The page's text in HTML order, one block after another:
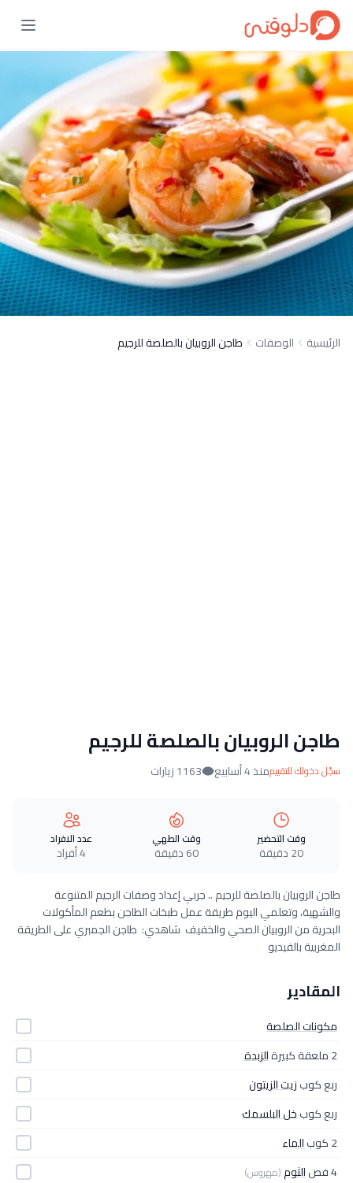
الرئيسية الوصفات طاجن الروبيان بالصلصة للرجيم
طاجن الروبيان بالصلصة للرجيم
سجّل دخولك للتقييممنذ 4 أسابيع 1163 زيارات
وقت التحضير
20 دقيقة
وقت الطهي
60 دقيقة
عدد الافراد
4 أفراد
طاجن الروبيان بالصلصة للرجيم .. جربي إعداد وصفات الرجيم المتنوعة
والشهية، وتعلمي اليوم طريقة عمل طبخات الطاجن بطعم المأكولات
البحرية من الروبيان الصحي والخفيف شاهدي: طاجن الجمبري على الطريقة
المغربية بالفيديو
المقادير
مكونات الصلصة
2 ملعقة كبيرة
الزبدة
ربع كوبزيت الزيتون
ربع كوبخل البلسمك
2 كوب
الماء
4 فص
الثوم(مهروس)